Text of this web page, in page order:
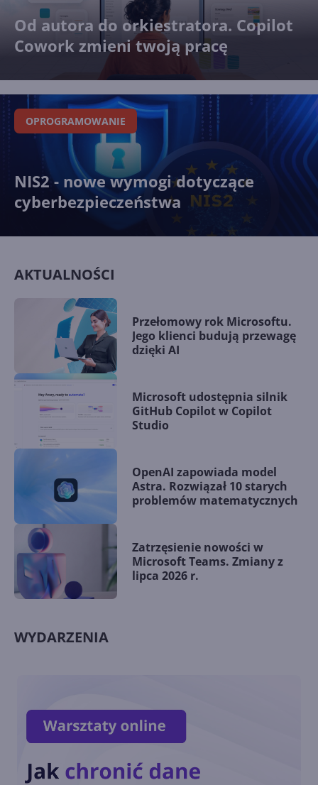
Od autora do orkiestratora. Copilot
Cowork zmieni twoją pracę
OPROGRAMOWANIE
NIS2 - nowe wymogi dotyczące
cyberbezpieczeństwa
AKTUALNOŚCI
Przełomowy rok Microsoftu.
Jego klienci budują przewagę
dzięki AI
Microsoft udostępnia silnik
GitHub Copilot w Copilot
Studio
OpenAI zapowiada model
Astra. Rozwiązał 10 starych
problemów matematycznych
Zatrzęsienie nowości w
Microsoft Teams. Zmiany z
lipca 2026 r.
WYDARZENIA